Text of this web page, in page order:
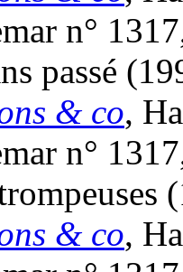
n°
passé
& co,
n°
& co,